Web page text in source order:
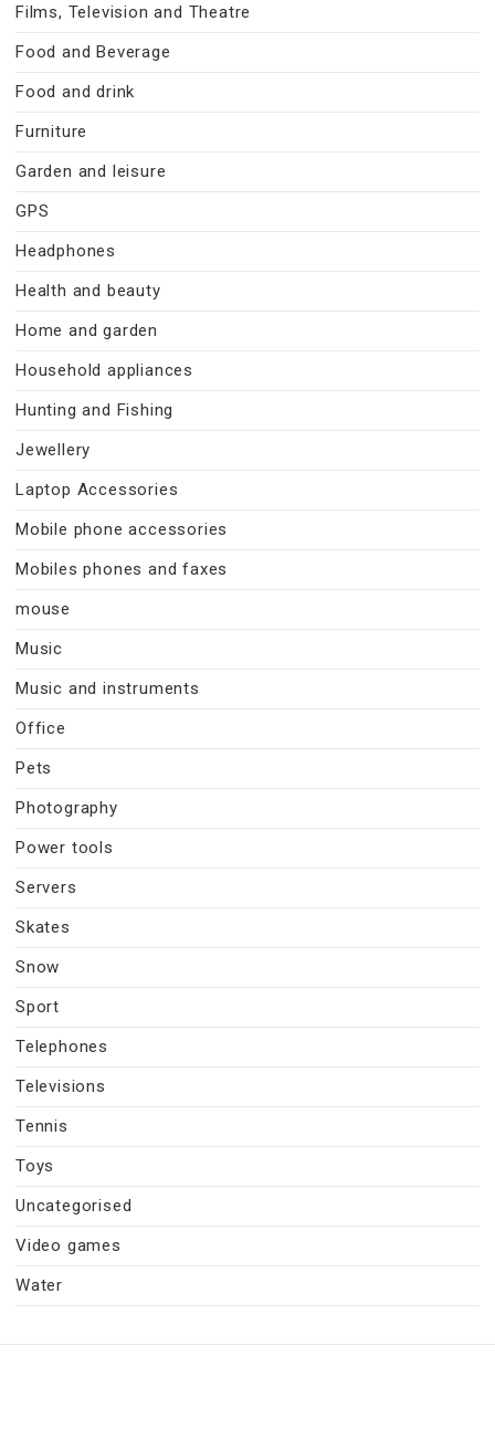
Films, Television and Theatre
Food and Beverage
Food and drink
Furniture
Garden and leisure
GPS
Headphones
Health and beauty
Home and garden
Household appliances
Hunting and Fishing
Jewellery
Laptop Accessories
Mobile phone accessories
Mobiles phones and faxes
mouse
Music
Music and instruments
Office
Pets
Photography
Power tools
Servers
Skates
Snow
Sport
Telephones
Televisions
Tennis
Toys
Uncategorised
Video games
Water